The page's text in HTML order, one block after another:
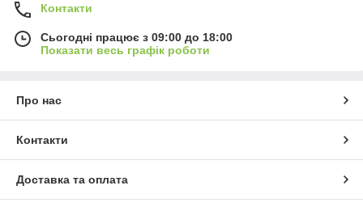
Контакти
Сьогодні працює з 09:00 до 18:00
Показати весь графік роботи
Про нас
Контакти
Доставка та оплата